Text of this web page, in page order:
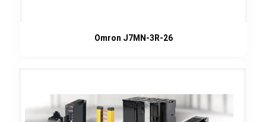
Omron J7MN-3R-26